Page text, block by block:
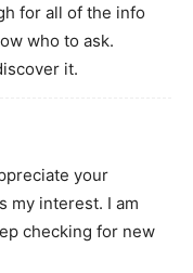
for all of the info
who to ask.
it.
your
my interest. I am
checking for new